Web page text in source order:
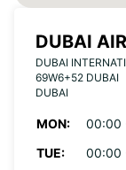
DUBAI
DUBAI
69W6+52 DUBAI
DUBAI
MON:
00:00
TUE:
00:00